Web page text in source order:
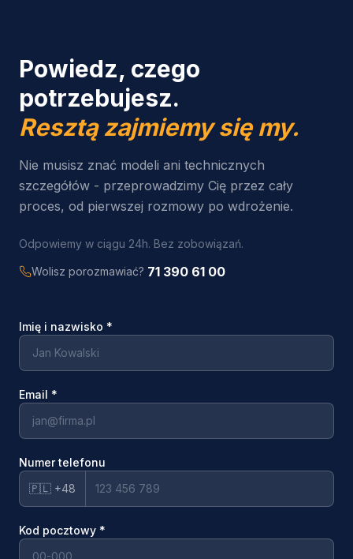
Powiedz, czego
potrzebujesz.
Resztą zajmiemy się my.
Nie musisz znać modeli ani technicznych
szczegółów - przeprowadzimy Cię przez cały
proces, od pierwszej rozmowy po wdrożenie.
Odpowiemy w ciągu 24h. Bez zobowiązań.
Wolisz porozmawiać? 71 390 61 00
Imię i nazwisko *
Email *
Numer telefonu
🇵🇱 +48
Kod pocztowy *